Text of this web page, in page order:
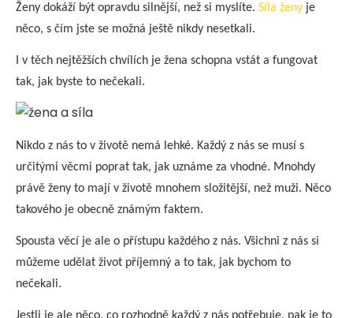
Ženy dokáží být opravdu silnější, než si myslíte. Síla ženy je
něco, s čím jste se možná ještě nikdy nesetkali.
I v těch nejtěžších chvílích je žena schopna vstát a fungovat
tak, jak byste to nečekali.
Nikdo z nás to v životě nemá lehké. Každý z nás se musí s
určitými věcmi poprat tak, jak uznáme za vhodné. Mnohdy
právě ženy to mají v životě mnohem složitější, než muži. Něco
takového je obecně známým faktem.
Spousta věcí je ale o přístupu každého z nás. Všichni z nás si
můžeme udělat život příjemný a to tak, jak bychom to
nečekali.